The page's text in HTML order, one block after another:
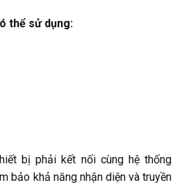
thể sử dụng:
bị phải kết nối cùng hệ thống
bảo khả năng nhận diện và truyền